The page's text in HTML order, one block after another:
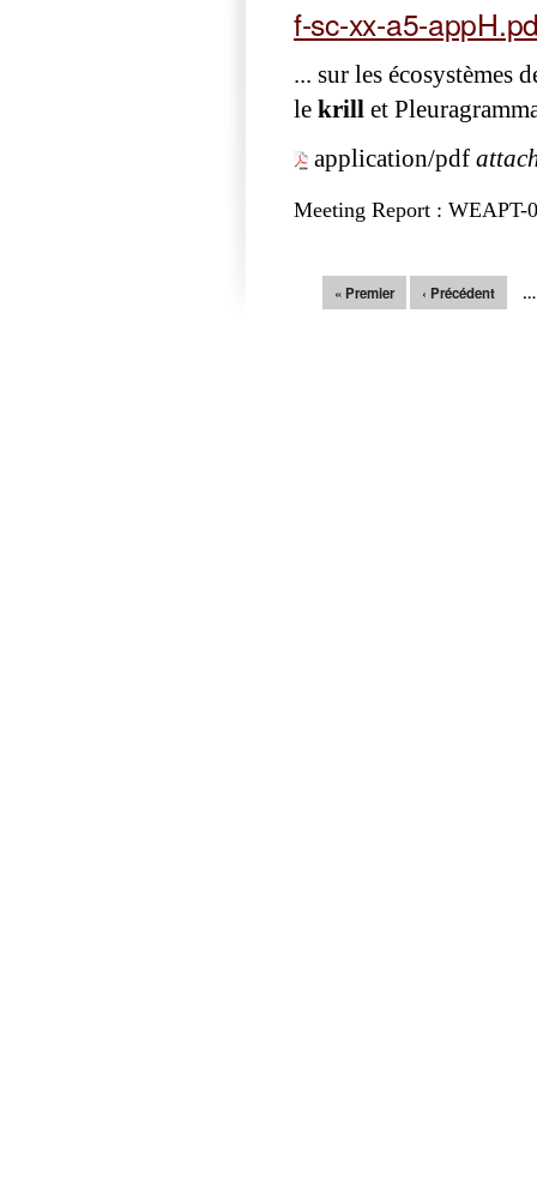
f-sc-xx-a5-
... sur les écosystèmes
le krill et
application/pdf
Meeting Report : WEAPT-
Pages« Premier ‹ Précédent …